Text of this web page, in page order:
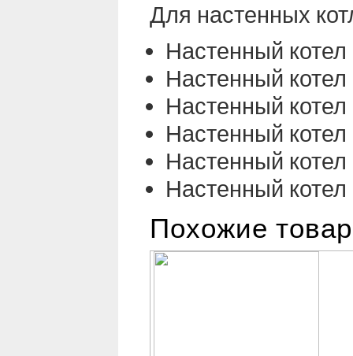
Для настенных
Настенный
Настенный котел
Настенный котел
Настенный котел
Настенный котел
Настенный котел
Похожие